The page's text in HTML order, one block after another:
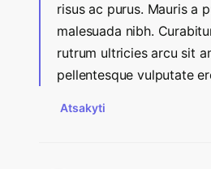
risus ac purus. Mauris a
malesuada nibh.
rutrum ultricies arcu sit
pellentesque vulputate
Atsakyti